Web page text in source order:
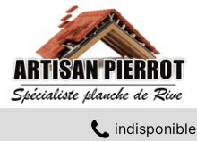
indisponible